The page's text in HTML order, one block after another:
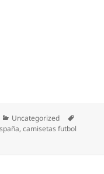
Categorías
Uncategorized
,camisetas futbol